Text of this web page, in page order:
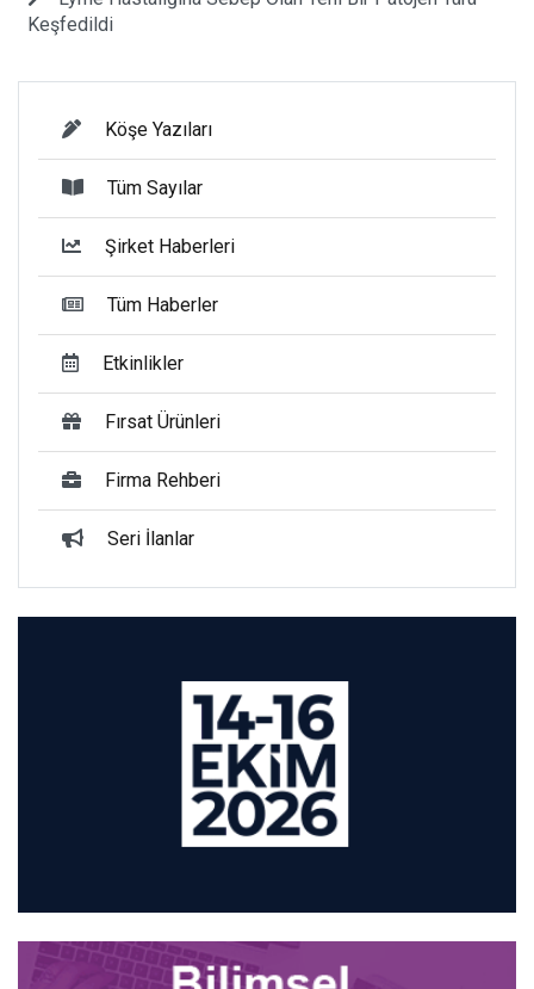
Keşfedildi
Köşe Yazıları
Tüm Sayılar
Şirket Haberleri
Tüm Haberler
Etkinlikler
Fırsat Ürünleri
Firma Rehberi
Seri İlanlar